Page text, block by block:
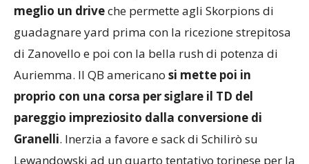
meglio un drive
che permette agli Skorpions di
guadagnare yard prima con la ricezione strepitosa
di Zanovello e poi con la bella rush di potenza di
Auriemma. Il QB americano
si mette poi in
proprio con una corsa per siglare il TD del
pareggio impreziosito dalla conversione di